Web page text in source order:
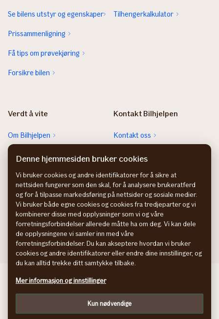
Se bilens utstyr og egenskaper
Prissammenligning
Få tips om prøvekjøring
Forsikre bilen
Tilhengerkalkulator
Verdt å vite
Om Bilhjelpen
Sjekk neste EU-kontroll
Sjekk heftelser
Hvem eier bilen?
Kontakt Bilhjelpen
Kontakt oss
Rett feil fra FINN-annonsen
Behandling av personopplysninger
Cookies
Denne hjemmesiden bruker cookies
Vi bruker cookies og andre identifikatorer for å sikre at
nettsiden fungerer som den skal, for å analysere brukeratferd
og for å tilpasse markedsføring på nettsider og sosiale medier.
Vi bruker både egne cookies og cookies fra tredjeparter og vi
kombinerer disse med opplysninger som vi og våre
forretningsforbindelser allerede måtte ha om deg. Vi kan dele
de opplysningene vi samler inn med våre
forretningsforbindelser. Du kan akseptere hvordan vi bruker
cookies og andre identifikatorer eller endre dine innstillinger, og
du kan alltid trekke ditt samtykke tilbake.
Mer informasjon og innstillinger
Kun nødvendige